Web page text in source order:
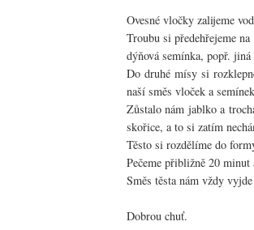
Ovesné vločky zalijeme
Troubu si předehřejeme
dýňová semínka, popř.
Do druhé mísy si
naší směs vloček a
Zůstalo nám jablko a
skořice, a to si zatím
Těsto si rozdělíme do
Pečeme přibližně 20
Směs těsta nám vždy
Dobrou chuť.